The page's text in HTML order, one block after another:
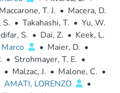
Maccarone, T. J. • Macera, D.
S. • Takahashi, T. • Yu, W.
S. • Dai, Z. • Keek, L.
• Maier, D. •
• Strohmayer, T. E. •
• Malzac, J. • Malone, C. •
AMATI, LORENZO
•